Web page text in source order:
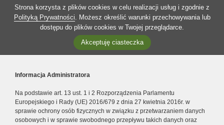
Strona korzysta z plików cookies w celu realizacji usług i zgodnie z
Polityką Prywatności. Możesz określić warunki przechowywania lub
dostępu do plików cookies w Twojej przeglądarce.
Akceptuję ciasteczka
Informacja Administratora
Na podstawie art. 13 ust. 1 i 2 Rozporządzenia Parlamentu
Europejskiego i Rady (UE) 2016/679 z dnia 27 kwietnia 2016r. w
sprawie ochrony osób fizycznych w związku z przetwarzaniem danych
osobowych i w sprawie swobodnego przepływu takich danych oraz